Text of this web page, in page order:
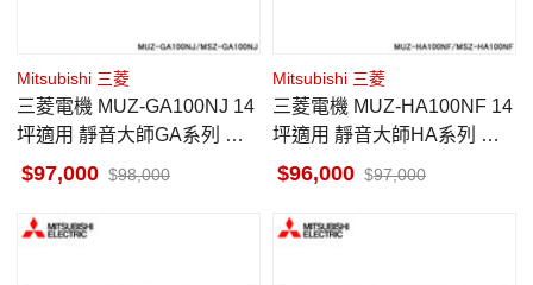
Mitsubishi 三菱
三菱電機 MUZ-GA100NJ 14
坪適用 靜音大師GA系列 冷
暖 空調 MSZ-GA100NJ
97,000 98,000
Mitsubishi 三菱
三菱電機 MUZ-HA100NF 14
坪適用 靜音大師HA系列 冷
暖 空調 MSZ-HA100NF
96,000 97,000